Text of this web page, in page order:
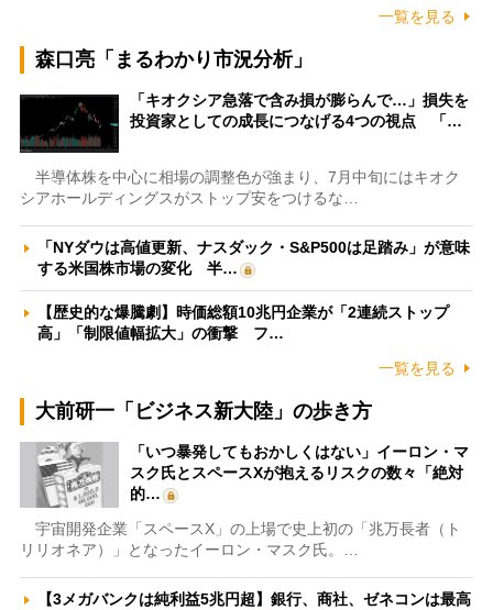
一覧を見る
森口亮「まるわかり市況分析」
「キオクシア急落で含み損が膨らんで…」損失を
投資家としての成長につなげる4つの視点 「…
半導体株を中心に相場の調整色が強まり、7月中旬にはキオク
シアホールディングスがストップ安をつけるな…
「NYダウは高値更新、ナスダック・S&P500は足踏み」が意味
する米国株市場の変化 半…
【歴史的な爆騰劇】時価総額10兆円企業が「2連続ストップ
高」「制限値幅拡大」の衝撃 フ…
一覧を見る
大前研一「ビジネス新大陸」の歩き方
「いつ暴発してもおかしくはない」イーロン・マ
スク氏とスペースXが抱えるリスクの数々「絶対
的…
宇宙開発企業「スペースX」の上場で史上初の「兆万長者（ト
リリオネア）」となったイーロン・マスク氏。…
【3メガバンクは純利益5兆円超】銀行、商社、ゼネコンは最高